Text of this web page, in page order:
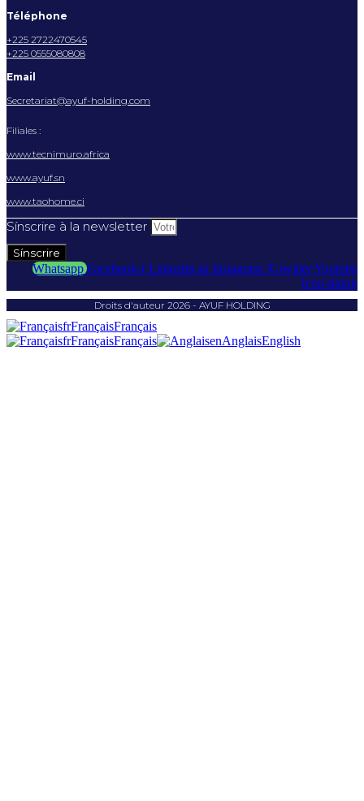
Téléphone
+225 2722470545
+225 0555080808
Email
Secretariat@ayuf-holding.com
Filiales :
www.tecnimuro.africa
www.ayuf.sn
www.taohome.ci
Sínscrire à la newsletter
Sínscrire
Whatsapp Facebook-f Linkedin-in Instagram X-twitterYoutube
Icon-tiktok
Droits d'auteur 2026 - AYUF HOLDING
frFrançaisFrançais
frFrançaisFrançais enAnglaisEnglish